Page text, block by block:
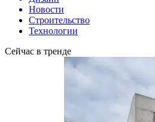
Новости
Строительство
Технологии
Сейчас в тренде